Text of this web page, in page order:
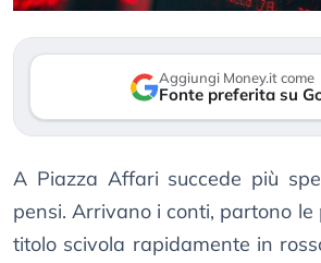
Aggiungi Money.it come
Fonte preferita su
A Piazza Affari succede più
pensi. Arrivano i conti, partono le
titolo scivola rapidamente in